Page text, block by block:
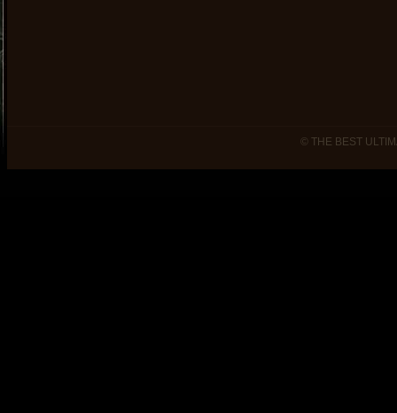
© THE BEST